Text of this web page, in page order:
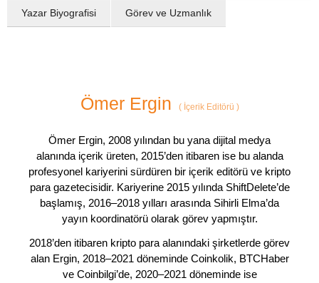
Yazar Biyografisi Görev ve Uzmanlık
Ömer Ergin (İçerik Editörü )
Ömer Ergin, 2008 yılından bu yana dijital medya
alanında içerik üreten, 2015’den itibaren ise bu alanda
profesyonel kariyerini sürdüren bir içerik editörü ve kripto
para gazetecisidir. Kariyerine 2015 yılında ShiftDelete’de
başlamış, 2016–2018 yılları arasında Sihirli Elma’da
yayın koordinatörü olarak görev yapmıştır.
2018’den itibaren kripto para alanındaki şirketlerde görev
alan Ergin, 2018–2021 döneminde Coinkolik, BTCHaber
ve Coinbilgi’de, 2020–2021 döneminde ise